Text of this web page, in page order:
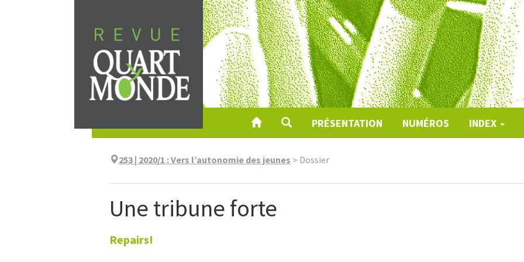
au
contenu
PRÉSENTATION NUMÉROS INDEX
253 | 2020/1 :Vers l’autonomie des jeunes > Dossier
Une tribune forte
Repairs!